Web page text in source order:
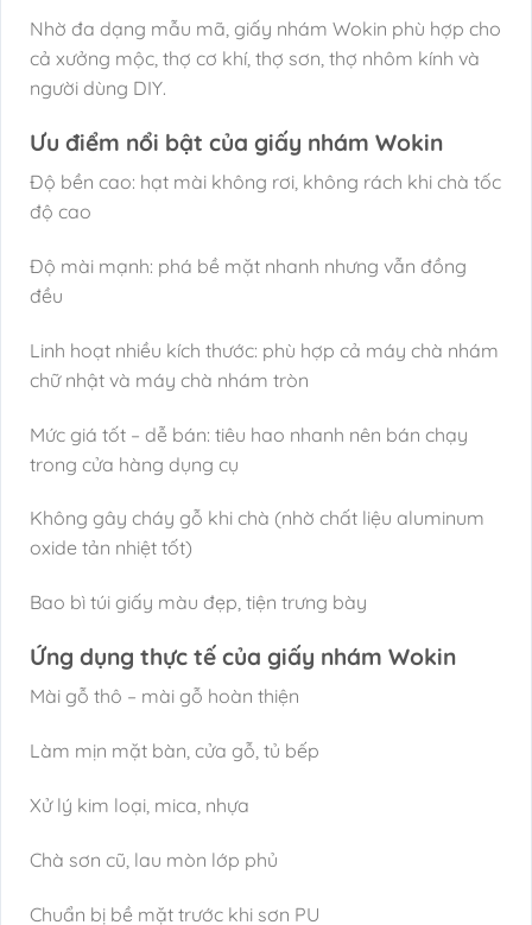
Nhờ đa dạng mẫu mã, giấy nhám Wokin phù hợp cho
cả xưởng mộc, thợ cơ khí, thợ sơn, thợ nhôm kính và
người dùng DIY.
Ưu điểm nổi bật của giấy nhám Wokin
Độ bền cao: hạt mài không rơi, không rách khi chà tốc
độ cao
Độ mài mạnh: phá bề mặt nhanh nhưng vẫn đồng
đều
Linh hoạt nhiều kích thước: phù hợp cả máy chà nhám
chữ nhật và máy chà nhám tròn
Mức giá tốt – dễ bán: tiêu hao nhanh nên bán chạy
trong cửa hàng dụng cụ
Không gây cháy gỗ khi chà (nhờ chất liệu aluminum
oxide tản nhiệt tốt)
Bao bì túi giấy màu đẹp, tiện trưng bày
Ứng dụng thực tế của giấy nhám Wokin
Mài gỗ thô – mài gỗ hoàn thiện
Làm mịn mặt bàn, cửa gỗ, tủ bếp
Xử lý kim loại, mica, nhựa
Chà sơn cũ, lau mòn lớp phủ
Chuẩn bị bề mặt trước khi sơn PU